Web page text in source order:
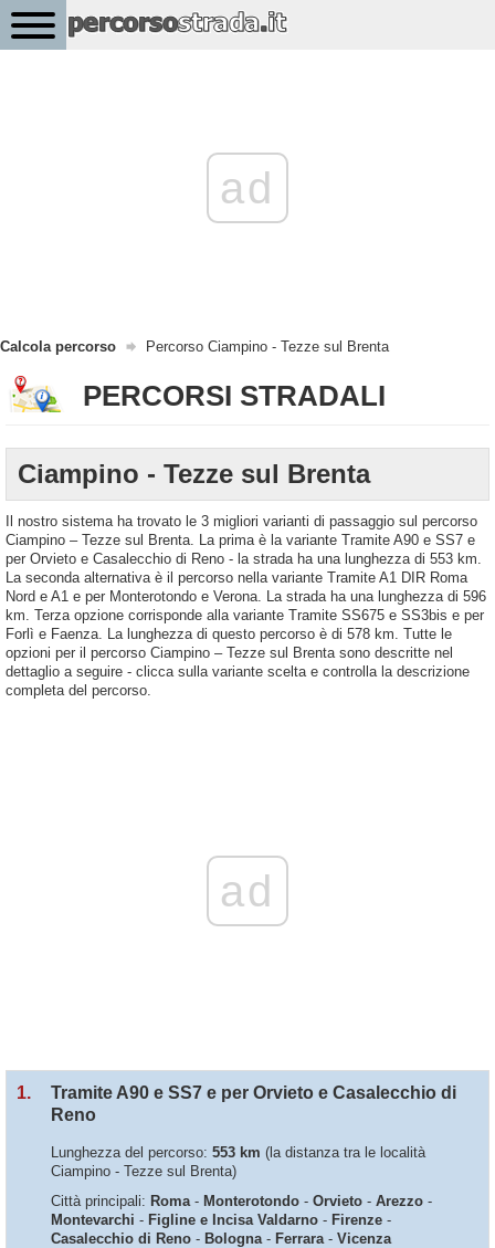
ad
Calcola percorso Percorso Ciampino - Tezze sul Brenta
PERCORSI STRADALI
Ciampino - Tezze sul Brenta
Il nostro sistema ha trovato le 3 migliori varianti di passaggio sul percorso
Ciampino – Tezze sul Brenta. La prima è la variante Tramite A90 e SS7 e
per Orvieto e Casalecchio di Reno - la strada ha una lunghezza di 553 km.
La seconda alternativa è il percorso nella variante Tramite A1 DIR Roma
Nord e A1 e per Monterotondo e Verona. La strada ha una lunghezza di 596
km. Terza opzione corrisponde alla variante Tramite SS675 e SS3bis e per
Forlì e Faenza. La lunghezza di questo percorso è di 578 km. Tutte le
opzioni per il percorso Ciampino – Tezze sul Brenta sono descritte nel
dettaglio a seguire - clicca sulla variante scelta e controlla la descrizione
completa del percorso.
ad
1.
Tramite A90 e SS7 e per Orvieto e Casalecchio di
Reno
Lunghezza del percorso: 553 km (la distanza tra le località
Ciampino - Tezze sul Brenta)
Città principali: Roma- Monterotondo - Orvieto - Arezzo -
Montevarchi - Figline e Incisa Valdarno - Firenze -
Casalecchio di Reno - Bologna- Ferrara- Vicenza